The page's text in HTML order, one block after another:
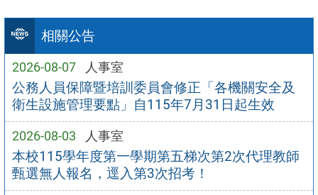
相關公告
2026-08-07 人事室
公務人員保障暨培訓委員會修正「各機關安全及
衛生設施管理要點」自115年7月31日起生效
2026-08-03 人事室
本校115學年度第一學期第五梯次第2次代理教師
甄選無人報名，逕入第3次招考！